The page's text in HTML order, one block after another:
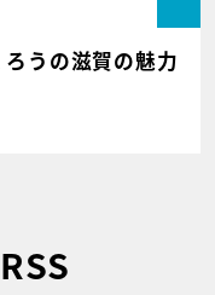
うの滋賀の魅力